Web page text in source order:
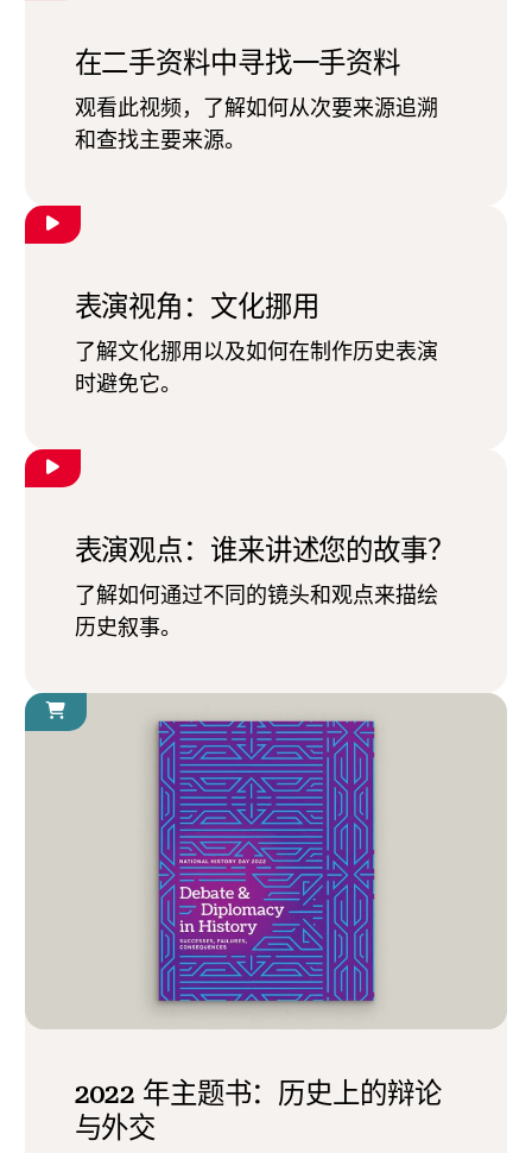
在二手资料中寻找一手资料
观看此视频，了解如何从次要来源追溯
和查找主要来源。
表演视角：文化挪用
了解文化挪用以及如何在制作历史表演
时避免它。
表演观点：谁来讲述您的故事？
了解如何通过不同的镜头和观点来描绘
历史叙事。
2022 年主题书：历史上的辩论
与外交